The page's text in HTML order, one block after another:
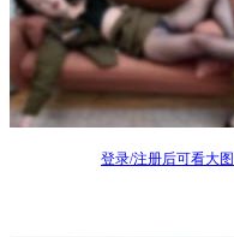
登录/注册后可看大图